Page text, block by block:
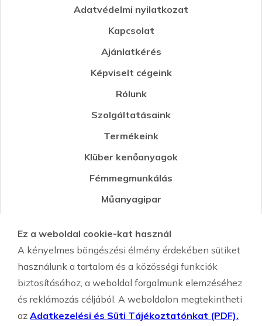
Ez a weboldal cookie-kat használ
A kényelmes böngészési élmény érdekében sütiket
használunk a tartalom és a közösségi funkciók
biztosításához, a weboldal forgalmunk elemzéséhez
és reklámozás céljából. A weboldalon megtekintheti
azAdatkezelési és Süti Tájékoztatónkat (PDF).
Adatvédelmi nyilatkozat
Kapcsolat
Ajánlatkérés
Képviselt cégeink
Rólunk
Szolgáltatásaink
Termékeink
Klüber kenőanyagok
Fémmegmunkálás
Műanyagipar
Szemcseszórás-Shot Peening